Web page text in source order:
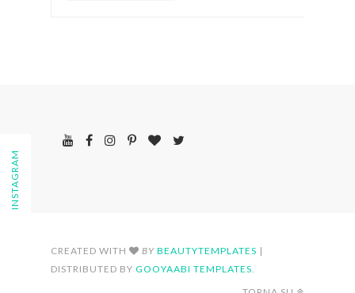
FOLLOW ON INSTAGRAM CREATED WITH BY BEAUTYTEMPLATES |
DISTRIBUTED BY GOOYAABI TEMPLATES.